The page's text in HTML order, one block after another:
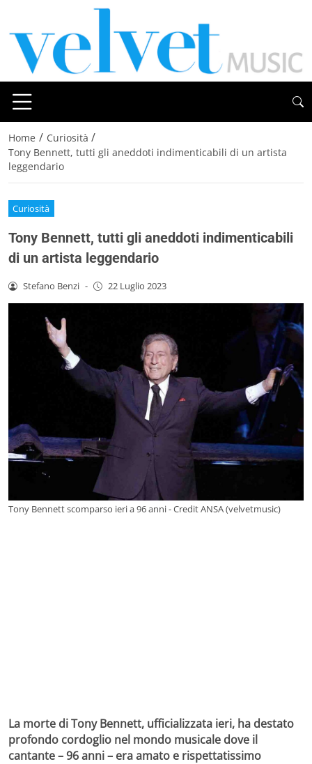
Home / Curiosità /
Tony Bennett, tutti gli aneddoti indimenticabili di un artista
leggendario
Curiosità
Tony Bennett, tutti gli aneddoti indimenticabili
di un artista leggendario
Stefano Benzi - 22 Luglio 2023
Tony Bennett scomparso ieri a 96 anni - Credit ANSA (velvetmusic)
La morte di Tony Bennett, ufficializzata ieri, ha destato
profondo cordoglio nel mondo musicale dove il
cantante – 96 anni – era amato e rispettatissimo